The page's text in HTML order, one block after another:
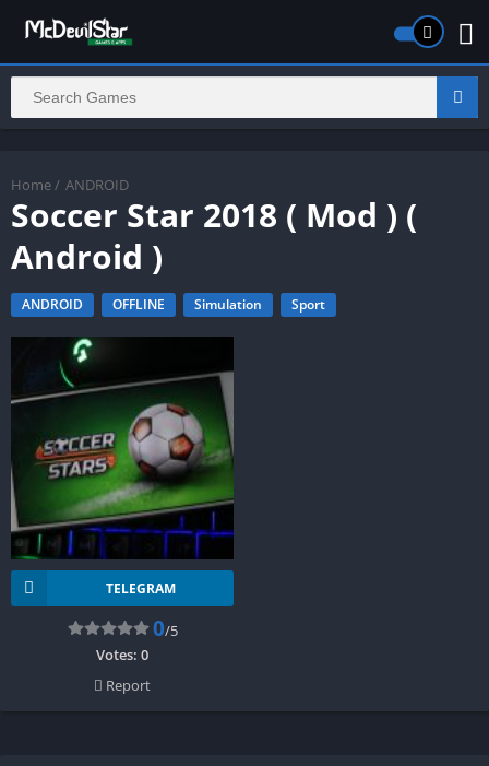
Home / ANDROID
Soccer Star 2018 ( Mod ) (
Android )
ANDROID OFFLINE Simulation Sport
TELEGRAM
0/5
Votes: 0
Report